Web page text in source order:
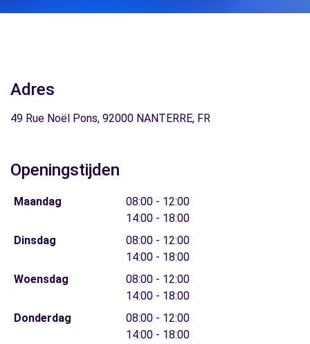
Adres
49 Rue Noël Pons, 92000 NANTERRE, FR
Openingstijden
Maandag
08:00 - 12:00
14:00 - 18:00
Dinsdag
08:00 - 12:00
14:00 - 18:00
Woensdag
08:00 - 12:00
14:00 - 18:00
Donderdag
08:00 - 12:00
14:00 - 18:00